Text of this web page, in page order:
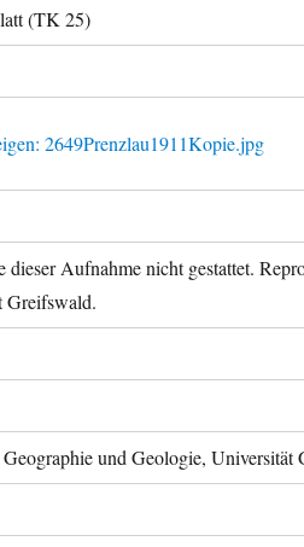
(TK 25)
2649Prenzlau1911Kopie.jpg
dieser Aufnahme nicht gestattet.
Greifswald.
und Geologie, Universität